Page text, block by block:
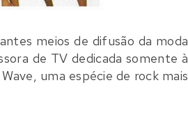
meios de difusão da moda
de TV dedicada somente à
uma espécie de rock mais